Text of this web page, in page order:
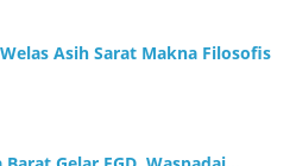
Asih Sarat Makna Filosofis